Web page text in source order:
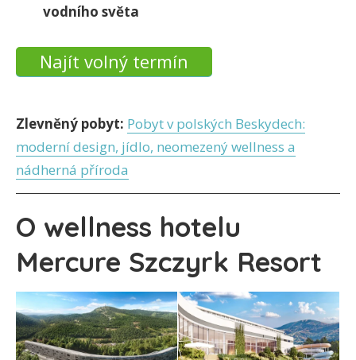
vodního světa
Najít volný termín
Zlevněný pobyt: Pobyt v polských Beskydech:
moderní design, jídlo, neomezený wellness a
nádherná příroda
O wellness hotelu
Mercure Szczyrk Resort